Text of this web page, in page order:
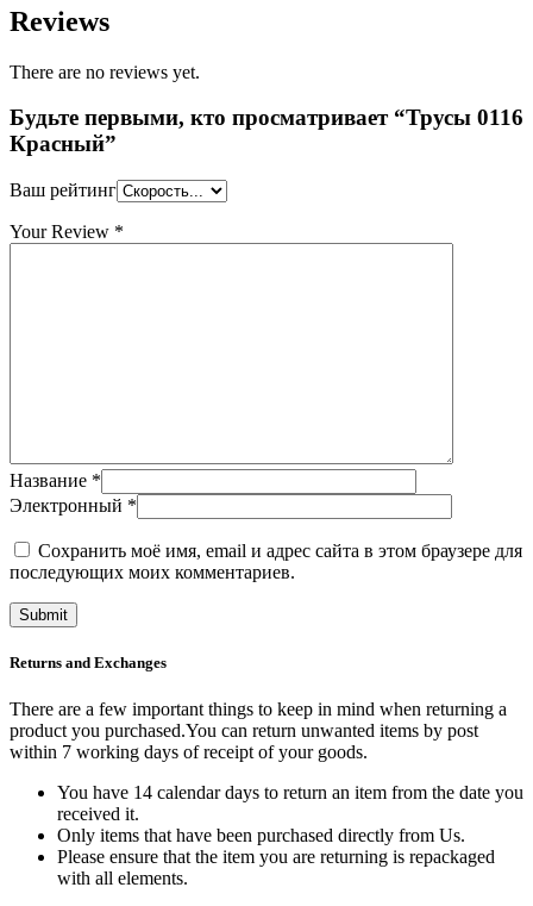
Reviews
There are no reviews yet.
Будьте первыми, кто просматривает “Трусы 0116
Красный”
Ваш рейтинг
Your Review *
Название *
Электронный *
Сохранить моё имя, email и адрес сайта в этом браузере для
последующих моих комментариев.
Returns and Exchanges
There are a few important things to keep in mind when returning a
product you purchased.You can return unwanted items by post
within 7 working days of receipt of your goods.
You have 14 calendar days to return an item from the date you
received it.
Only items that have been purchased directly from Us.
Please ensure that the item you are returning is repackaged
with all elements.